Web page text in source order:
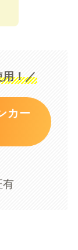
用！／
カー
有